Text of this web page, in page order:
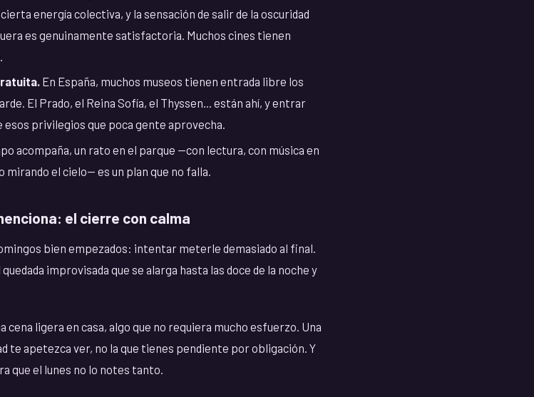
energía colectiva, y la sensación de salir de la oscuridad
es genuinamente satisfactoria. Muchos cines tienen
En España, muchos museos tienen entrada libre los
El Prado, el Reina Sofía, el Thyssen... están ahí, y entrar
privilegios que poca gente aprovecha.
acompaña, un rato en el parque —con lectura, con música en
el cielo— es un plan que no falla.
el cierre con calma
bien empezados: intentar meterle demasiado al final.
improvisada que se alarga hasta las doce de la noche y
ligera en casa, algo que no requiera mucho esfuerzo. Una
te apetezca ver, no la que tienes pendiente por obligación. Y
que el lunes no lo notes tanto.